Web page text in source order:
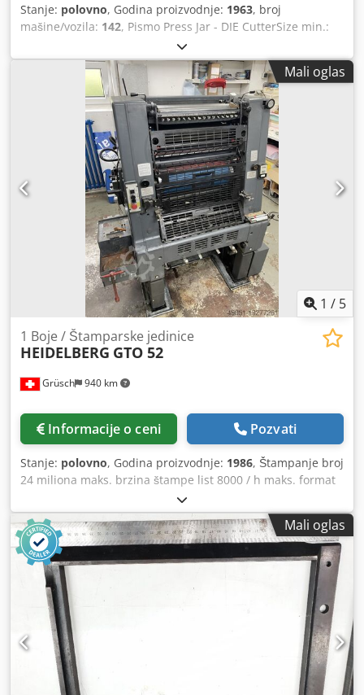
Stanje: polovno, Godina proizvodnje: 1963, broj
mašine/vozila: 142, Pismo Press Jar - DIE CutterSize min.:
40 k 70mm - maks. 260 k 380mm Brzina min.: 2.200 sph -
maks. 5.500 sph Standardna potjera: 260 k 340mm
Skeleton chase: 260 k 350mmU kompletu sa alatima i
priborom uključuju okvir Online video inspekcija preko
Skipe-Video Bili bismo veoma zadovoljni Vašom posetom -
više mašina na lageru Dostupno odmah - može se
pregledati Na lageru Emskirchen / Nürnberg - Može se
testirati Cjdpfx Asmi U Nmjmuorf
Mali oglas
1 / 5
Grüsch 940 km
1 Boje / Štamparske jedinice
HEIDELBERG GTO 52
Informacije o ceni Pozvati
Stanje: polovno, Godina proizvodnje: 1986, Štampanje broj
24 miliona maks. brzina štampe list 8000 / h maks. format
lista 36 k 52 cm Crodewplrqepfx Amuef Sistem za
prigušivanje Crestline
Mali oglas